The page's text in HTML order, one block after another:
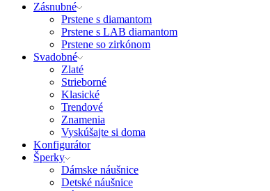
Zásnubné
Prstene s diamantom
Prstene s LAB diamantom
Prstene so zirkónom
Svadobné
Zlaté
Strieborné
Klasické
Trendové
Znamenia
Vyskúšajte si doma
Konfigurátor
Šperky
Dámske náušnice
Detské náušnice